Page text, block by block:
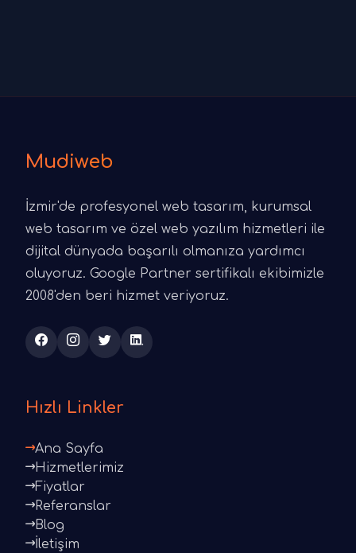
Mudiweb
İzmir'de profesyonel web tasarım, kurumsal
web tasarım ve özel web yazılım hizmetleri ile
dijital dünyada başarılı olmanıza yardımcı
oluyoruz. Google Partner sertifikalı ekibimizle
2008'den beri hizmet veriyoruz.
Hızlı Linkler
Ana Sayfa
Hizmetlerimiz
Fiyatlar
Referanslar
Blog
İletişim